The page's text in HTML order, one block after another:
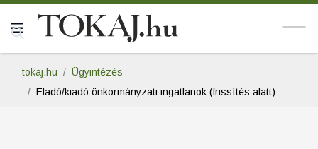
tokaj.hu
Ügyintézés
Eladó/kiadó önkormányzati ingatlanok (frissítés alatt)